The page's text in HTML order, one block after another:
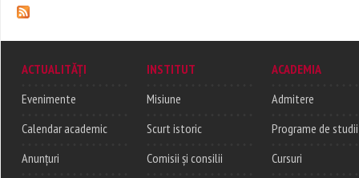
ACTUALITĂȚI
Evenimente
Calendar academic
Anunțuri
INSTITUT
Misiune
Scurt istoric
Comisii și consilii
ACADEMIA
Admitere
Programe de studii
Cursuri